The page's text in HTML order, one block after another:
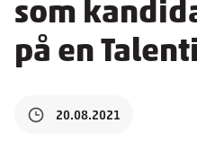
som
på en
20.08.2021